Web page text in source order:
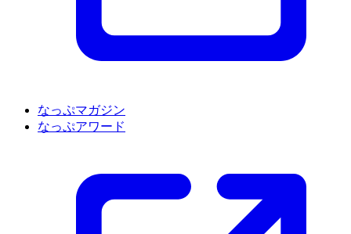
なっぷマガジン
なっぷアワード